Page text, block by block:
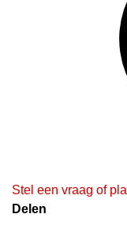
Stel een vraag of
Delen